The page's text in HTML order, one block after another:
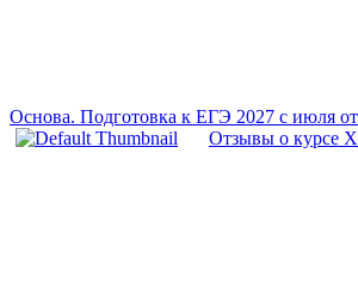
Основа. Подготовка к ЕГЭ 2027 с июля
Отзывы о курсе